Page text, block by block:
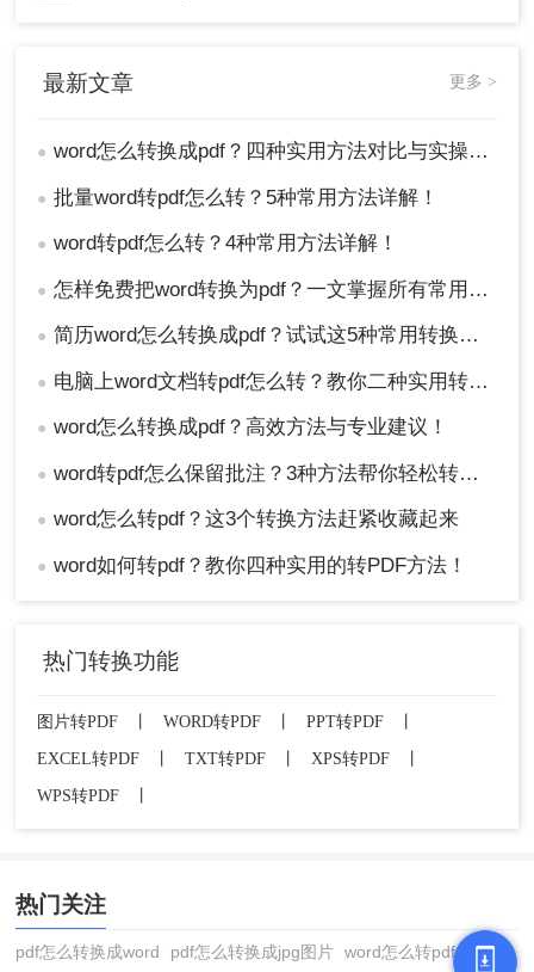
最新文章 更多 >
● word怎么转换成pdf？四种实用方法对比与实操指南（附详细表格）！
● 批量word转pdf怎么转？5种常用方法详解！
● word转pdf怎么转？4种常用方法详解！
● 怎样免费把word转换为pdf？一文掌握所有常用方法！
● 简历word怎么转换成pdf？试试这5种常用转换方法！
● 电脑上word文档转pdf怎么转？教你二种实用转换方法！
● word怎么转换成pdf？高效方法与专业建议！
● word转pdf怎么保留批注？3种方法帮你轻松转换！
● word怎么转pdf？这3个转换方法赶紧收藏起来
● word如何转pdf？教你四种实用的转PDF方法！
热门转换功能
图片转PDF WORD转PDF PPT转PDF
EXCEL转PDF
TXT转PDF XPS转PDF
WPS转PDF
热门关注
pdf怎么转换成word pdf怎么转换成jpg图片 word怎么转pdf